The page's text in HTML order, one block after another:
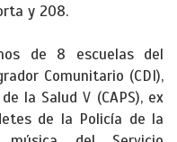
y 208.
de 8 escuelas del
Comunitario (CDI),
la Salud V (CAPS), ex
de la Policía de la